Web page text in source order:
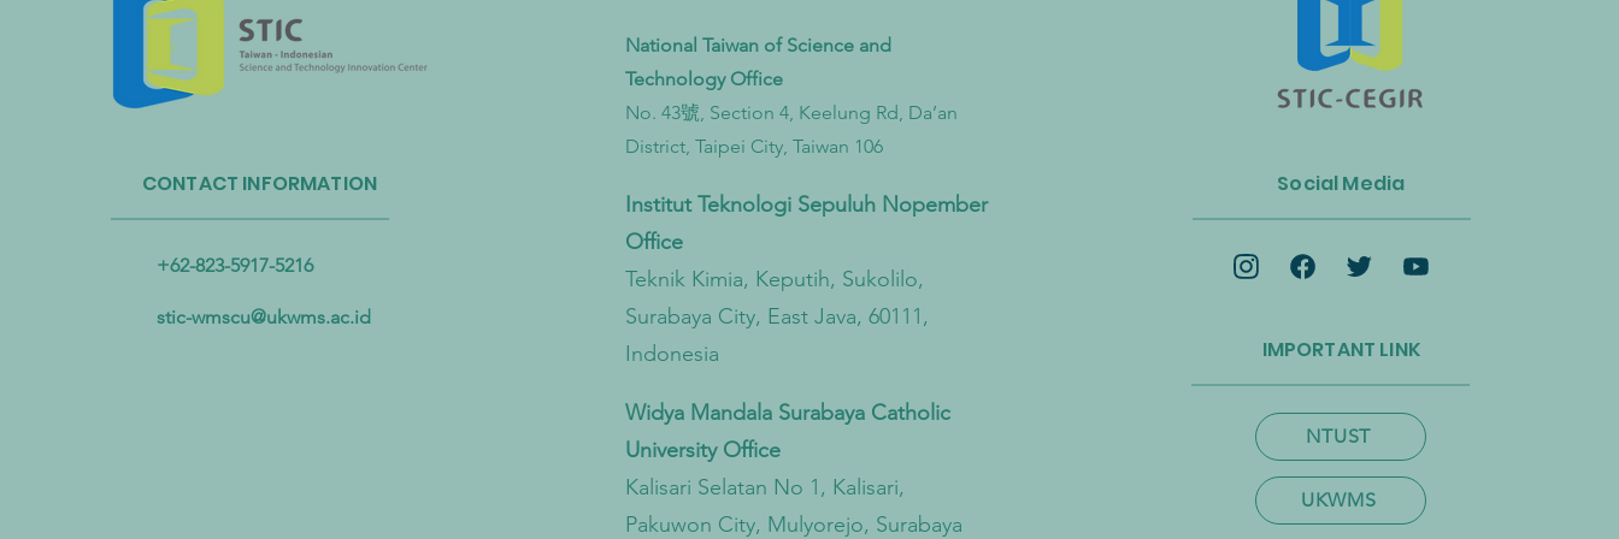
Internasional Taoyuan Bermitra
untuk Mendorong Sirkulasi
Sumber Daya Plastik
Taiwan Perkuat Kemitraan Lintas
Kementerian untuk Mengatasi
Pencemaran Mikroplastik dari
Darat hingga Laut
untuk Mempercepat Ekonomi
Sirkular dan Transisi Net-Zero
CONTACT INFORMATION
+62-823-5917-5216
stic-wmscu@ukwms.ac.id
National Taiwan of Science and
Technology Office
No. 43號, Section 4, Keelung Rd, Da’an
District, Taipei City, Taiwan 106
Institut Teknologi Sepuluh Nopember
Office
Teknik Kimia, Keputih, Sukolilo,
Surabaya City, East Java, 60111,
Indonesia
Widya Mandala Surabaya Catholic
University Office
Kalisari Selatan No 1, Kalisari,
Pakuwon City, Mulyorejo, Surabaya
Social Media
IMPORTANT LINK
NTUST
UKWMS